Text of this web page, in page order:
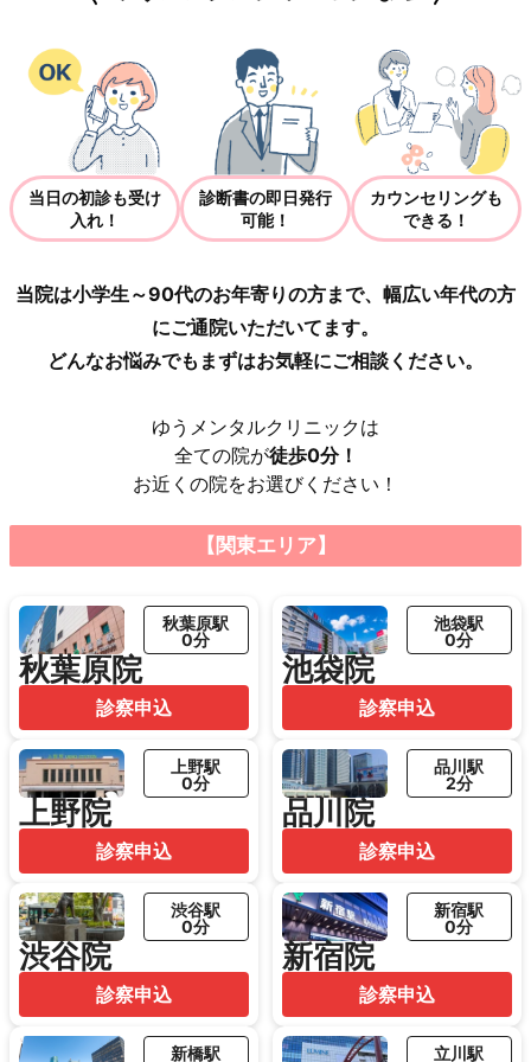
当日の初診も受け
入れ！
診断書の即日発行
可能！
カウンセリングも
できる！
当院は小学生～90代のお年寄りの方まで、幅広い年代の方
にご通院いただいてます。
どんなお悩みでもまずはお気軽にご相談ください。
ゆうメンタルクリニックは
全ての院が徒歩0分！
お近くの院をお選びください！
【関東エリア】
秋葉原院
秋葉原駅
0分
診察申込
池袋院
池袋駅
0分
診察申込
上野院
上野駅
0分
診察申込
品川院
品川駅
2分
診察申込
渋谷院
渋谷駅
0分
診察申込
新宿院
新宿駅
0分
診察申込
新橋駅
立川駅